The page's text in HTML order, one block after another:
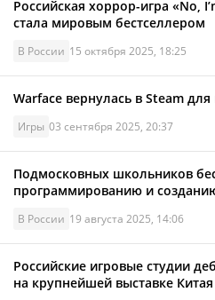
Российская хоррор-игра «No,
стала мировым бестселлером
В России 15 октября 2025, 18:25
Warface вернулась в Steam
Игры 03 сентября 2025, 20:37
Подмосковных школьников
программированию и
В России 19 августа 2025, 14:06
Российские игровые студии
на крупнейшей выставке Китая